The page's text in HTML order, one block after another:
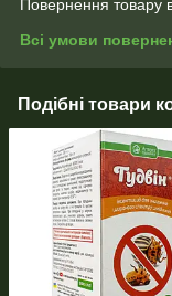
Повернення товару
Всі умови
Подібні товари